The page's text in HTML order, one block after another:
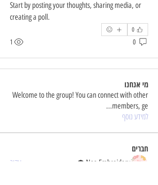
Start by posting your thoughts, sharing media, or
creating a poll.
0
0
1
מי אנחנו
Welcome to the group! You can connect with other
members, ge
...
למידע נוסף
חברים
Noa Embroidery
עקוב